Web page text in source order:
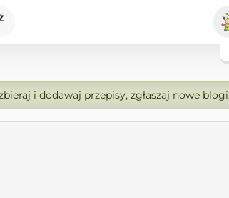
i dodawaj przepisy, zgłaszaj nowe